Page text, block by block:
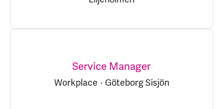
Service Manager
Workplace · Göteborg Sisjön